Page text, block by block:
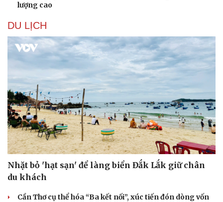
lượng cao
DU LỊCH
Nhặt bỏ 'hạt sạn' để làng biển Đắk Lắk giữ chân
du khách
Cần Thơ cụ thể hóa “Ba kết nối”, xúc tiến đón dòng vốn